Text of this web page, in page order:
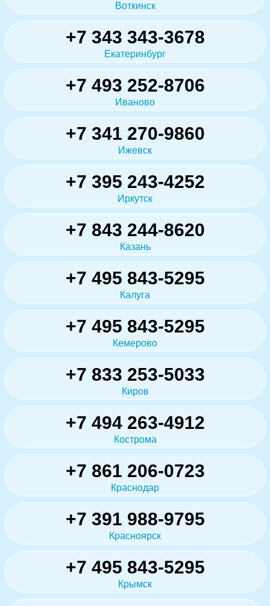
Воткинск
+7 343 343-3678
Екатеринбург
+7 493 252-8706
Иваново
+7 341 270-9860
Ижевск
+7 395 243-4252
Иркутск
+7 843 244-8620
Казань
+7 495 843-5295
Калуга
+7 495 843-5295
Кемерово
+7 833 253-5033
Киров
+7 494 263-4912
Кострома
+7 861 206-0723
Краснодар
+7 391 988-9795
Красноярск
+7 495 843-5295
Крымск